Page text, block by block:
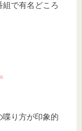
で有名どころ
喋り方が印象的